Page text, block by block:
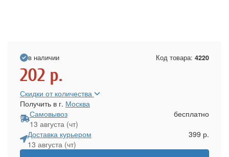
в наличии Код товара: 4220
202 р.
Скидки от количества
Получить в г. Москва
Самовывоз
13 августа (чт)
бесплатно
Доставка курьером
13 августа (чт)
399 р.